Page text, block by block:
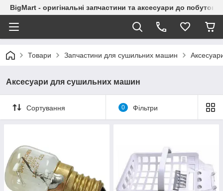
BigMart - оригінальні запчастини та аксесуари до побутової
Товари Запчастини для сушильних машин
Аксесуари для сушильних машин
Сортування 0 Фільтри